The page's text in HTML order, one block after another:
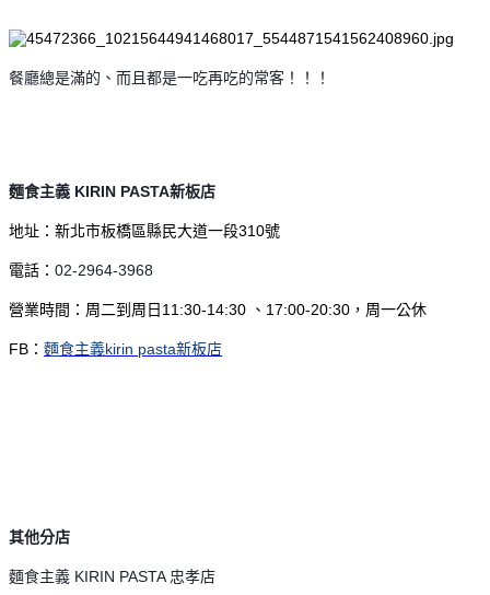
餐廳總是滿的、而且都是一吃再吃的常客！！！
麵食主義 KIRIN PASTA新板店
地址：新北市板橋區縣民大道一段310號
電話： 02-2964-3968
營業時間：周二到周日11:30-14:30 、17:00-20:30，周一公休
FB： 麵食主義kirin pasta新板店
其他分店
麵食主義 KIRIN PASTA 忠孝店